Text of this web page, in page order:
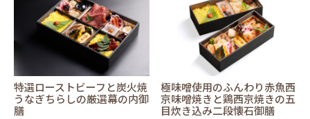
特選ローストビーフと炭火焼
うなぎちらしの厳選幕の内御
膳
極味噌使用のふんわり赤魚西
京味噌焼きと鶏西京焼きの五
目炊き込み二段懐石御膳